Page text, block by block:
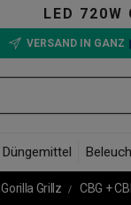
LED
VERSAND IN GANZ
Düngemittel
Gorilla Grillz CBG +